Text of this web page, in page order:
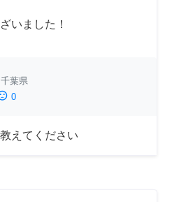
いました！
千葉県
0
えてください